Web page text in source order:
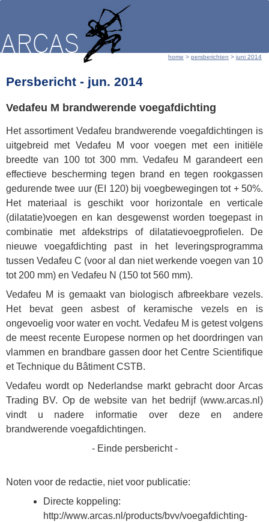
home > persberichten > juni 2014
Persbericht - jun. 2014
Vedafeu M brandwerende voegafdichting
Het assortiment Vedafeu brandwerende voegafdichtingen is
uitgebreid met Vedafeu M voor voegen met een initiële
breedte van 100 tot 300 mm. Vedafeu M garandeert een
effectieve bescherming tegen brand en tegen rookgassen
gedurende twee uur (EI 120) bij voegbewegingen tot + 50%.
Het materiaal is geschikt voor horizontale en verticale
(dilatatie)voegen en kan desgewenst worden toegepast in
combinatie met afdekstrips of dilatatievoegprofielen. De
nieuwe voegafdichting past in het leveringsprogramma
tussen Vedafeu C (voor al dan niet werkende voegen van 10
tot 200 mm) en Vedafeu N (150 tot 560 mm).
Vedafeu M is gemaakt van biologisch afbreekbare vezels.
Het bevat geen asbest of keramische vezels en is
ongevoelig voor water en vocht. Vedafeu M is getest volgens
de meest recente Europese normen op het doordringen van
vlammen en brandbare gassen door het Centre Scientifique
et Technique du Bâtiment CSTB.
Vedafeu wordt op Nederlandse markt gebracht door Arcas
Trading BV. Op de website van het bedrijf (www.arcas.nl )
vindt u nadere informatie over deze en andere
brandwerende voegafdichtingen.
- Einde persbericht -
Noten voor de redactie, niet voor publicatie:
Directe koppeling:
http://www.arcas.nl/products/bvv/voegafdichting-